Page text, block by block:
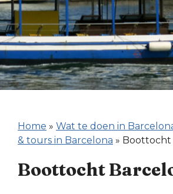
Home » Wat te doen in
& tours in Barcelona » Boottocht
Boottocht